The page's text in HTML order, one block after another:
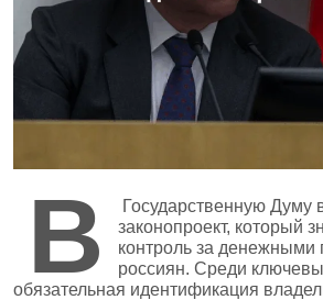
В
Государственную Думу
законопроект, который
контроль за денежными
россиян. Среди
обязательная идентификация